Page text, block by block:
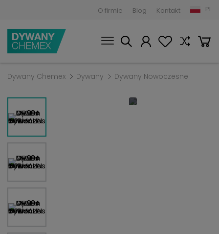
O firmie Blog Kontakt PL
Dywany Chemex Dywany Dywany Nowoczesne